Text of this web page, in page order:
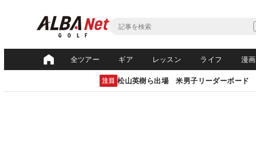
全ツアー ギア レッスン ライフ 漫画
注目 松山英樹ら出場 米男子リーダーボード